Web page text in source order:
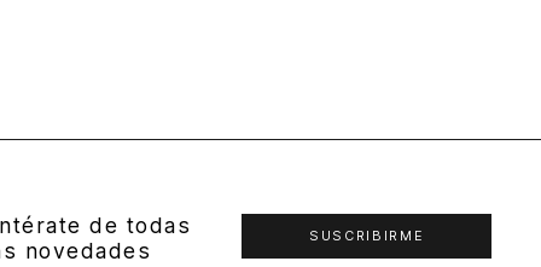
de todas
novedades
SUSCRIBIRME